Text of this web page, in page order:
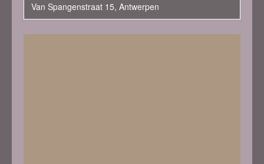
Van Spangenstraat 15, Antwerpen